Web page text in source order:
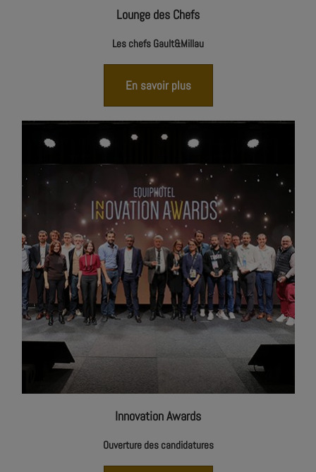
Lounge des Chefs
Les chefs Gault&Millau
En savoir plus
Innovation Awards
Ouverture des candidatures